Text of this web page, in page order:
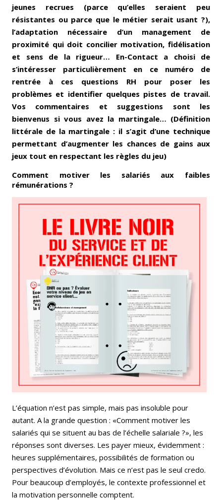
jeunes recrues (parce qu’elles seraient peu
résistantes ou parce que le métier serait usant ?),
l’adaptation nécessaire d’un management de
proximité qui doit concilier motivation, fidélisation
et sens de la rigueur… En-Contact a choisi de
s’intéresser particulièrement en ce numéro de
rentrée à ces questions RH pour poser les
problèmes et identifier quelques pistes de travail.
Vos commentaires et suggestions sont les
bienvenus si vous avez la martingale… (Définition
littérale de la martingale : il s’agit d’une technique
permettant d’augmenter les chances de gains aux
jeux tout en respectant les règles du jeu)
Comment motiver les salariés aux faibles
rémunérations ?
L’équation n’est pas simple, mais pas insoluble pour
autant. A la grande question : «Comment motiver les
salariés qui se situent au bas de l’échelle salariale ?», les
réponses sont diverses. Les payer mieux, évidemment :
heures supplémentaires, possibilités de formation ou
perspectives d’évolution. Mais ce n’est pas le seul credo.
Pour beaucoup d’employés, le contexte professionnel et
la motivation personnelle comptent.